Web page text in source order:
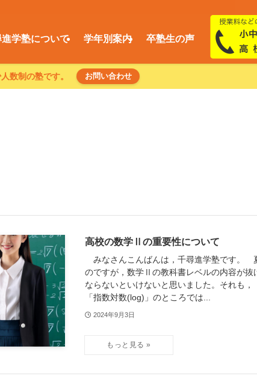
学塾について 学年別案内 卒塾生の声
数制の塾です。 お問い合わせ
高校の数学Ⅱの重要性について
みなさんこんばんは，千尋進学塾です。
のですが，数学Ⅱの教科書レベルの内容が抜
ならないといけないと思いました。それも
「指数対数(log)」のところでは...
2024年9月3日